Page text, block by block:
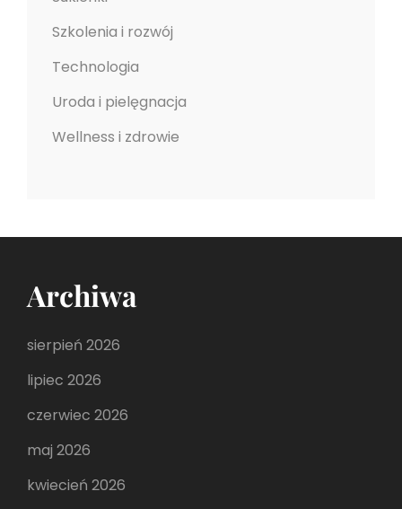
Szkolenia i rozwój
Technologia
Uroda i pielęgnacja
Wellness i zdrowie
Archiwa
sierpień 2026
lipiec 2026
czerwiec 2026
maj 2026
kwiecień 2026